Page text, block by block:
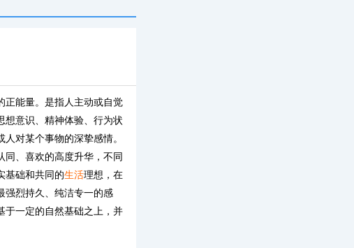
正能量。是指人主动或自觉
想意识、精神体验、行为状
人对某个事物的深挚感情。
同、喜欢的高度升华，不同
基础和共同的生活理想，在
强烈持久、纯洁专一的感
于一定的自然基础之上，并